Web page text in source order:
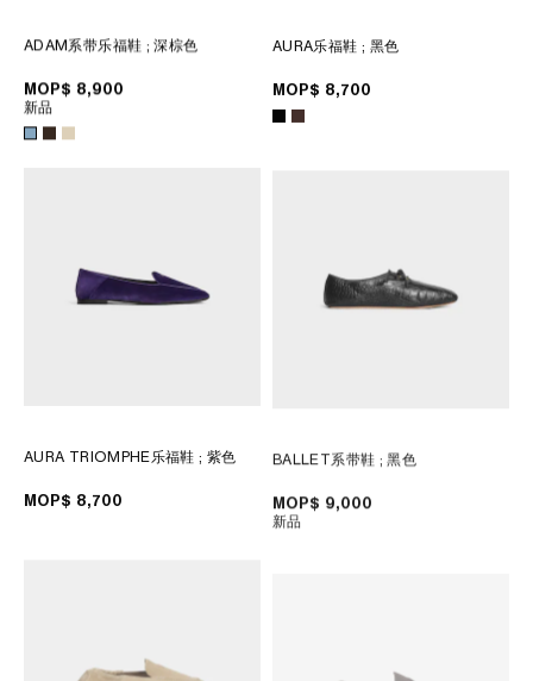
ADAM系带乐福鞋 ; 深棕色
MOP$ 8,900
新品
AURA乐福鞋 ; 黑色
MOP$ 8,700
AURA TRIOMPHE乐福鞋; 紫色
MOP$ 8,700
BALLET系带鞋 ; 黑色
MOP$ 9,000
新品
非洲